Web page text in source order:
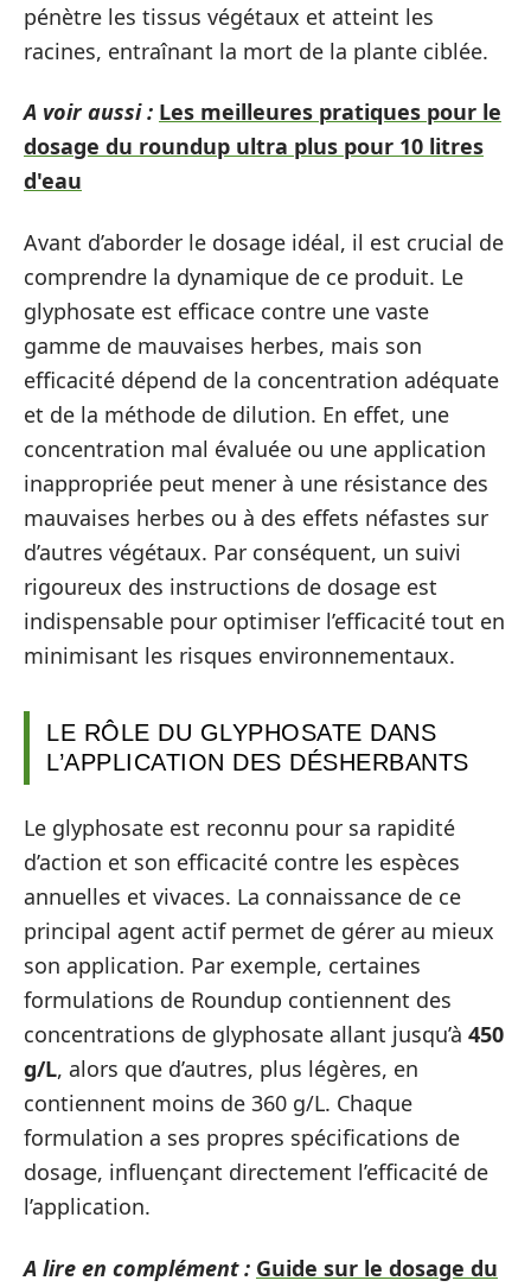
pénètre les tissus végétaux et atteint les
racines, entraînant la mort de la plante ciblée.
A voir aussi : Les meilleures pratiques pour le
dosage du roundup ultra plus pour 10 litres
d'eau
Avant d’aborder le dosage idéal, il est crucial de
comprendre la dynamique de ce produit. Le
glyphosate est efficace contre une vaste
gamme de mauvaises herbes, mais son
efficacité dépend de la concentration adéquate
et de la méthode de dilution. En effet, une
concentration mal évaluée ou une application
inappropriée peut mener à une résistance des
mauvaises herbes ou à des effets néfastes sur
d’autres végétaux. Par conséquent, un suivi
rigoureux des instructions de dosage est
indispensable pour optimiser l’efficacité tout en
minimisant les risques environnementaux.
LE RÔLE DU GLYPHOSATE DANS
L’APPLICATION DES DÉSHERBANTS
Le glyphosate est reconnu pour sa rapidité
d’action et son efficacité contre les espèces
annuelles et vivaces. La connaissance de ce
principal agent actif permet de gérer au mieux
son application. Par exemple, certaines
formulations de Roundup contiennent des
concentrations de glyphosate allant jusqu’à 450
g/L, alors que d’autres, plus légères, en
contiennent moins de 360 g/L. Chaque
formulation a ses propres spécifications de
dosage, influençant directement l’efficacité de
l’application.
A lire en complément : Guide sur le dosage du